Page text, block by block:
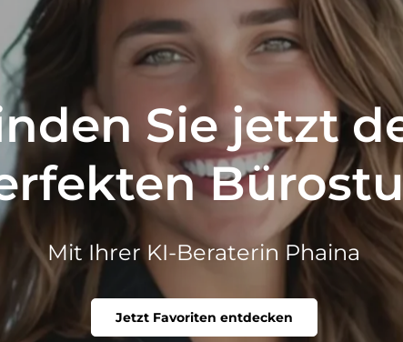
Sie jetzt
Mit Ihrer KI-Beraterin Phaina
Jetzt Favoriten entdecken